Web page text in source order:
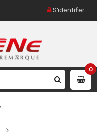
S'identifier
0